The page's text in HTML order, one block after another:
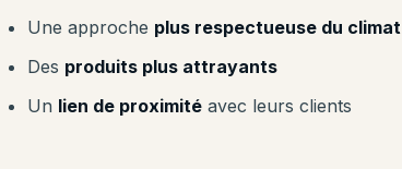
Une approche plus respectueuse du climat
Des produits plus attrayants
Un lien de proximité avec leurs clients